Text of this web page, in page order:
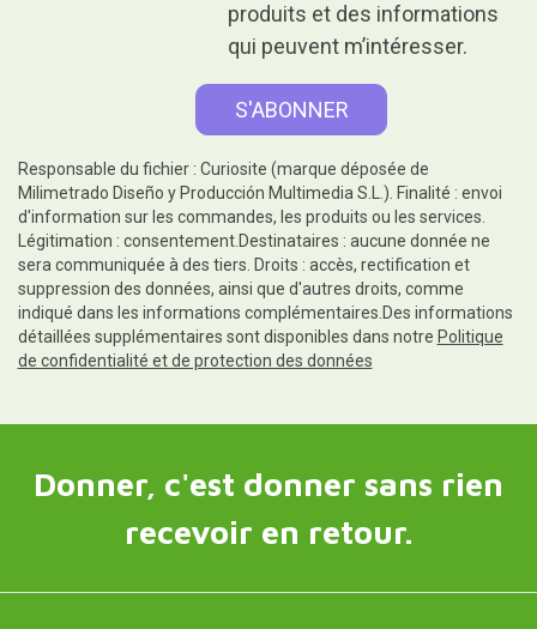
produits et des informations
qui peuvent m’intéresser.
Responsable du fichier : Curiosite (marque déposée de
Milimetrado Diseño y Producción Multimedia S.L.). Finalité : envoi
d'information sur les commandes, les produits ou les services.
Légitimation : consentement.Destinataires : aucune donnée ne
sera communiquée à des tiers. Droits : accès, rectification et
suppression des données, ainsi que d'autres droits, comme
indiqué dans les informations complémentaires.Des informations
détaillées supplémentaires sont disponibles dans notre Politique
de confidentialité et de protection des données
Donner, c'est donner sans rien
recevoir en retour.